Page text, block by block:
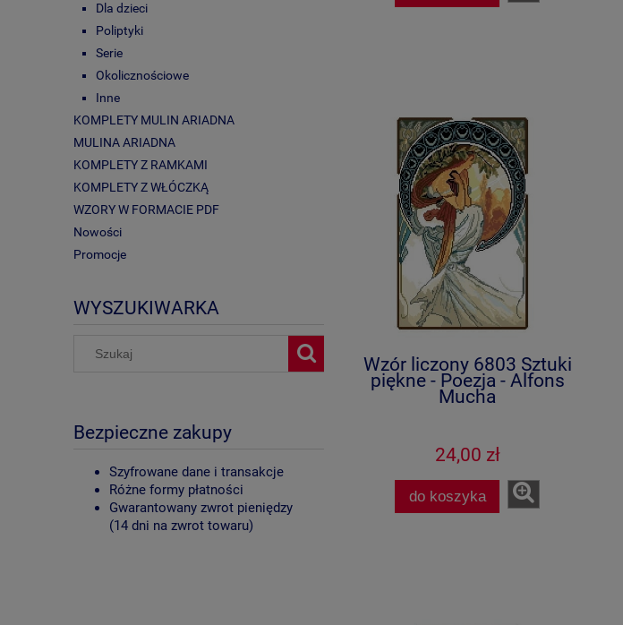
Dla dzieci
Poliptyki
Serie
Okolicznościowe
Inne
KOMPLETY MULIN ARIADNA
MULINA ARIADNA
KOMPLETY Z RAMKAMI
KOMPLETY Z WŁÓCZKĄ
WZORY W FORMACIE PDF
Nowości
Promocje
WYSZUKIWARKA
Bezpieczne zakupy
Szyfrowane dane i transakcje
Różne formy płatności
Gwarantowany zwrot pieniędzy
(14 dni na zwrot towaru)
Wzór liczony 6803 Sztuki
piękne - Poezja - Alfons
Mucha
24,00 zł
do koszyka